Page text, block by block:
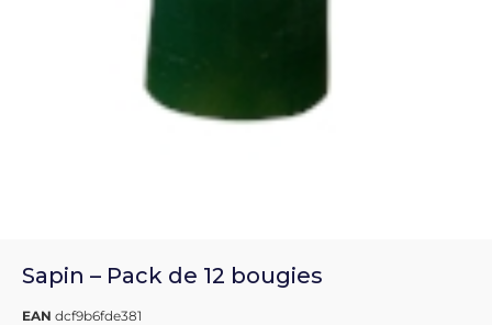
Sapin – Pack de 12 bougies
EAN dcf9b6fde381